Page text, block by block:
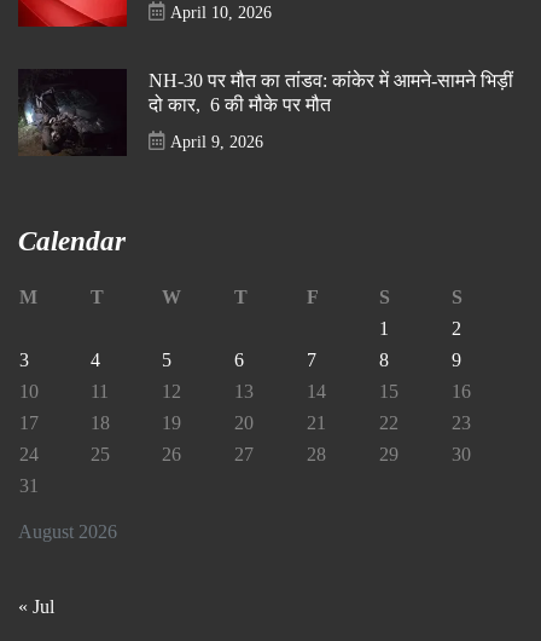
April 10, 2026
NH-30 पर मौत का तांडव: कांकेर में आमने-सामने भिड़ीं
दो कार, 6 की मौके पर मौत
April 9, 2026
Calendar
August 2026
M T W T F S
S
1
2
3
4 5 6 7 8
9
10
11 12 13 14 15
16
17
18 19 20 21 22
23
24
25 26 27 28 29
30
31
« Jul